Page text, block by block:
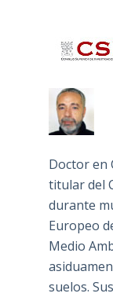
Doctor en
titular del
durante
Europeo
Medio
suelos.